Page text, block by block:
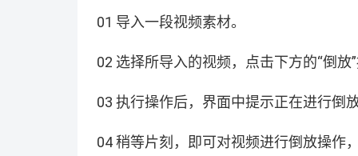
01 导入一段视频素材。
02 选择所导入的视频，点击下方的“倒放
03 执行操作后，界面中提示正在进行倒
04 稍等片刻，即可对视频进行倒放操作